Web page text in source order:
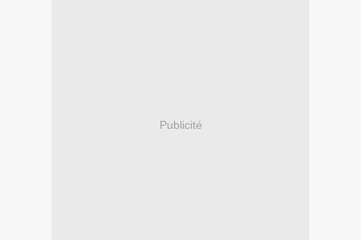
Publicité